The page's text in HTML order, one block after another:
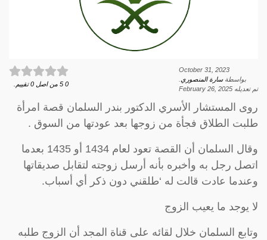
October 31, 2023
بواسطةسارة المنصوري
تم تعديله February 26, 2025
0
5 من اصل 0 تقييم.
روى المستشار الأسري الدكتور بندر السلمان قصة امرأة
طلبت الطلاق فجأة من زوجها بعد عودتها من السوق .
وقال السلمان أن القصة تعود لعام 1434 أو 1435 بعدما
اتصل رجل به وأخبره بأنه أرسل زوجته لتقابل صديقاتها
وعندما عادت قالت له ‘طلقني دون ذكر أي أسباب.
لا يوجد ما يعيب الزوج
وتابع السلمان خلال لقائه على قناة المجد أن الزوج طلبه